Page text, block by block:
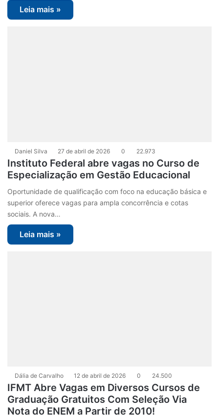
Leia mais »
Daniel Silva 27 de abril de 2026 0 22.973
Instituto Federal abre vagas no Curso de
Especialização em Gestão Educacional
Oportunidade de qualificação com foco na educação básica e
superior oferece vagas para ampla concorrência e cotas
sociais. A nova…
Leia mais »
Dália de Carvalho 12 de abril de 2026 0 24.500
IFMT Abre Vagas em Diversos Cursos de
Graduação Gratuitos Com Seleção Via
Nota do ENEM a Partir de 2010!